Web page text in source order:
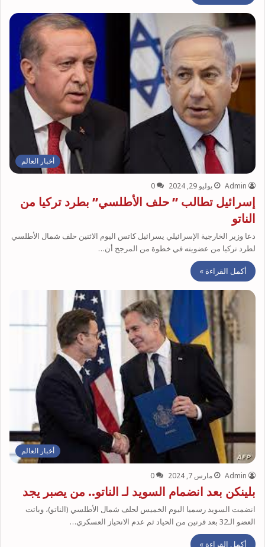
أخبار العالم
Admin يوليو 29, 2024 0
إسرائيل تطالب ” حلف الأطلسي” بطرد تركيا من
الناتو
دعا وزير الخارجية الإسرائيلي يسرائيل كاتس اليوم الاثنين حلف شمال الأطلسي
لطرد تركيا من عضويته في خطوة من المرجح أن…
أكمل القراءة »
أخبار العالم
Admin مارس 7, 2024 0
بلينكن بعد انضمام السويد لـ الناتو.. من يصبر يجد
انضمت السويد رسميا اليوم الخميس لحلف شمال الأطلسي (الناتو)، وباتت
العضو الـ32 بعد قرنين من الحياد ثم عدم الانحياز العسكري…
أكمل القراءة »